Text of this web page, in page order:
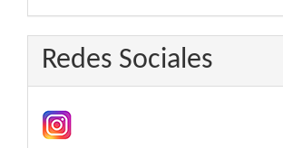
Redes Sociales